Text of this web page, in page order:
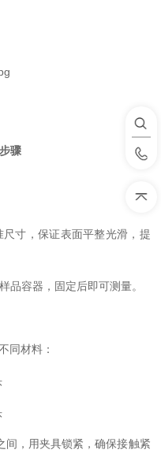
骤
寸，保证表面平整光滑，提
品容器，固定后即可测量。
同材料：
间，用夹具锁紧，确保接触紧